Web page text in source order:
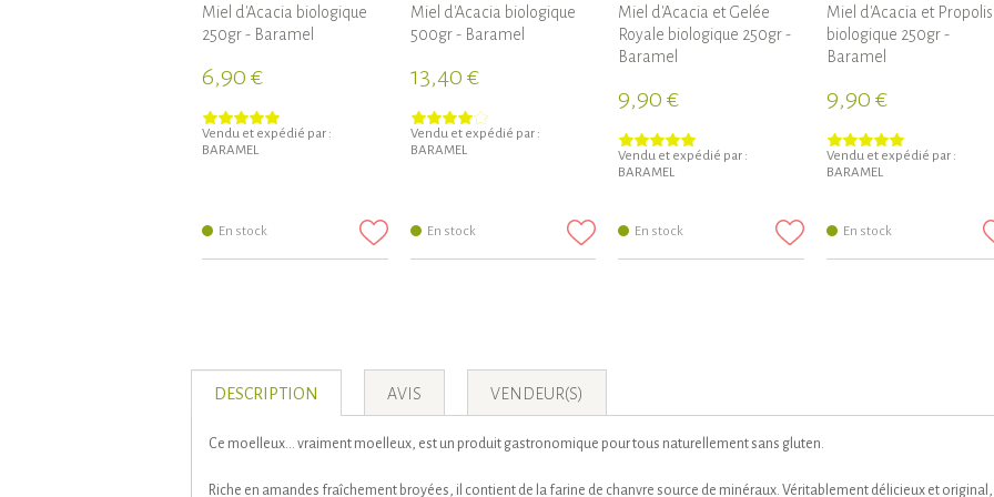
Miel d'Acacia biologique
250gr - Baramel
6,90 €
Vendu et expédié par :
BARAMEL
En stock
Miel d'Acacia biologique
500gr - Baramel
13,40 €
Vendu et expédié par :
BARAMEL
En stock
Miel d'Acacia et Gelée
Royale biologique 250gr -
Baramel
9,90 €
Vendu et expédié par :
BARAMEL
En stock
Miel d'Acacia et Propolis
biologique 250gr -
Baramel
9,90 €
Vendu et expédié par :
BARAMEL
En stock
DESCRIPTION AVIS VENDEUR(S)
Ce moelleux... vraiment moelleux, est un produit gastronomique pour tous naturellement sans gluten.
Riche en amandes fraîchement broyées, il contient de la farine de chanvre source de minéraux. Véritablement délicieux et